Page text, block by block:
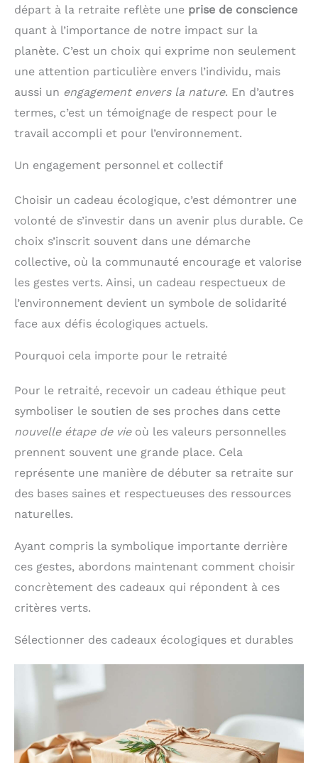
départ à la retraite reflète une prise de conscience
quant à l’importance de notre impact sur la
planète. C’est un choix qui exprime non seulement
une attention particulière envers l’individu, mais
aussi un engagement envers la nature. En d’autres
termes, c’est un témoignage de respect pour le
travail accompli et pour l’environnement.
Un engagement personnel et collectif
Choisir un cadeau écologique, c’est démontrer une
volonté de s’investir dans un avenir plus durable. Ce
choix s’inscrit souvent dans une démarche
collective, où la communauté encourage et valorise
les gestes verts. Ainsi, un cadeau respectueux de
l’environnement devient un symbole de solidarité
face aux défis écologiques actuels.
Pourquoi cela importe pour le retraité
Pour le retraité, recevoir un cadeau éthique peut
symboliser le soutien de ses proches dans cette
nouvelle étape de vieoù les valeurs personnelles
prennent souvent une grande place. Cela
représente une manière de débuter sa retraite sur
des bases saines et respectueuses des ressources
naturelles.
Ayant compris la symbolique importante derrière
ces gestes, abordons maintenant comment choisir
concrètement des cadeaux qui répondent à ces
critères verts.
Sélectionner des cadeaux écologiques et durables